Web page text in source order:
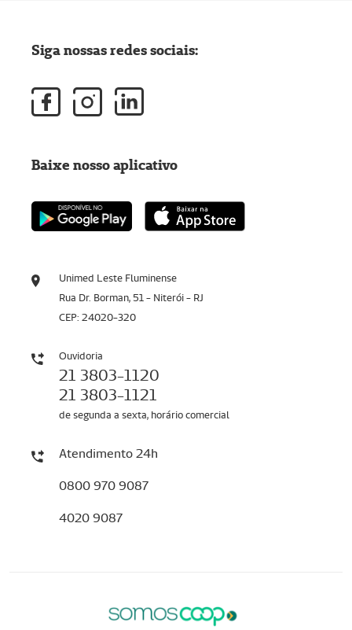
Unimed Leste Fluminense
Rua Dr. Borman, 51 - Niterói - RJ
CEP: 24020-320
Ouvidoria
21 3803-1120
21 3803-1121
de segunda a sexta, horário comercial
Atendimento 24h
0800 970 9087
4020 9087
Siga nossas redes sociais:
Baixe nosso aplicativo